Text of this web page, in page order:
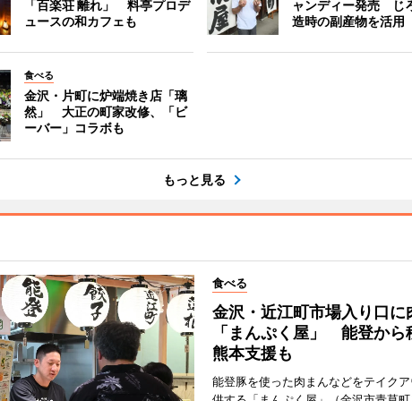
「百楽荘 離れ」 料亭プロデ
ュースの和カフェも
ャンディー発売 じ
造時の副産物を活用
食べる
金沢・片町に炉端焼き店「璃
然」 大正の町家改修、「ビ
ーバー」コラボも
もっと見る
食べる
金沢・近江町市場入り口に
「まんぷく屋」 能登から
熊本支援も
能登豚を使った肉まんなどをテイク